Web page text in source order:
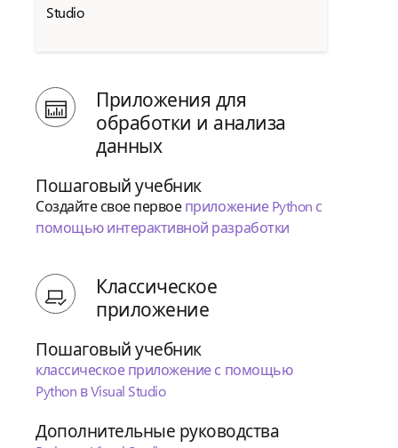
Studio
Приложения для
обработки и анализа
данных
Пошаговый учебник
Создайте свое первоеприложение Python с
помощью интерактивной разработки
Классическое
приложение
Пошаговый учебник
классическое приложение с помощью
Python в Visual Studio
Дополнительные руководства